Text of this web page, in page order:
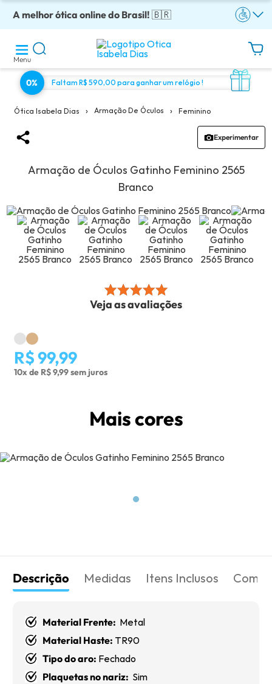
A melhor ótica online do Brasil!🇧🇷
Óculos completos armação + lentes a partir: R$199
Adquira em até 10x sem juros!
Enviamos para todo o Brasil!
Óculos de grau com preço justo!
Menu
0% Faltam R$ 590,00 para ganhar um relógio !
Ótica Isabela Dias › Armação De Óculos › Feminino
Experimentar
Armação de Óculos Gatinho Feminino 2565
Branco
Veja as avaliações
R$ 99,99
10x de R$ 9,99 sem juros
Mais cores
Descrição Medidas Itens Inclusos Como
Material Frente: Metal
Material Haste: TR90
Tipo do aro: Fechado
Plaquetas no nariz: Sim